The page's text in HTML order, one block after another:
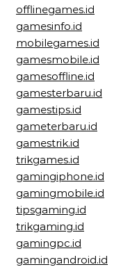
offlinegames.id
gamesinfo.id
mobilegames.id
gamesmobile.id
gamesoffline.id
gamesterbaru.id
gamestips.id
gameterbaru.id
gamestrik.id
trikgames.id
gamingiphone.id
gamingmobile.id
tipsgaming.id
trikgaming.id
gamingpc.id
gamingandroid.id